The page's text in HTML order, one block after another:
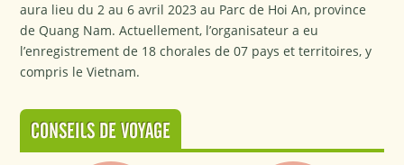
aura lieu du 2 au 6 avril 2023 au Parc de Hoi An, province
de Quang Nam. Actuellement, l’organisateur a eu
l’enregistrement de 18 chorales de 07 pays et territoires, y
compris le Vietnam.
CONSEILS DE VOYAGE